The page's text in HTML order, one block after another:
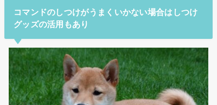
コマンドのしつけがうまくいかない場合はしつけ
グッズの活用もあり